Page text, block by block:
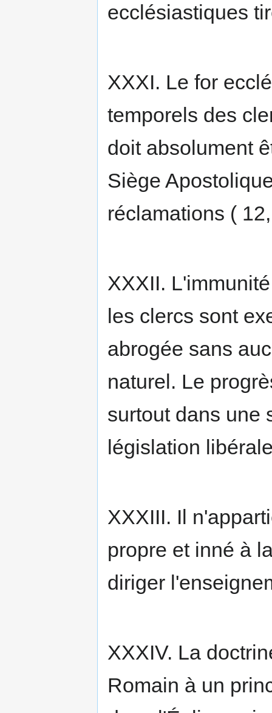
ecclésiastiques
XXXI. Le for
temporels des
doit absolument
Siège
réclamations (
XXXII.
les clercs sont
abrogée sans
naturel. Le
surtout dans une
législation
XXXIII. Il
propre et inné à
diriger
XXXIV. La
Romain à un